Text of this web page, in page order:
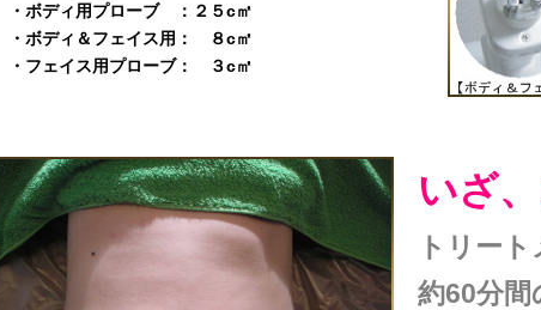
・ボディ用プローブ ：２５c㎡
・ボディ＆フェイス用： ８c㎡
・フェイス用プローブ： ３c㎡
いざ
トリー
約60分間